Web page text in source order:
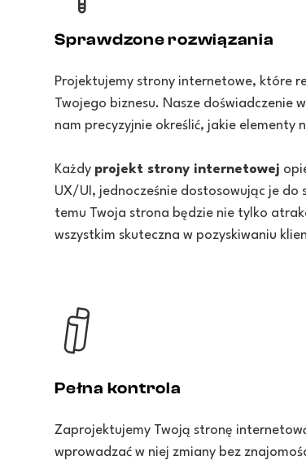
Sprawdzone rozwiązania
Projektujemy strony internetowe, które
Twojego biznesu. Nasze doświadczenie w
nam precyzyjnie określić, jakie elementy
Każdy projekt strony internetowej
UX/UI, jednocześnie dostosowując je do
temu Twoja strona będzie nie tylko
wszystkim skuteczna w pozyskiwaniu
Pełna kontrola
Zaprojektujemy Twoją stronę
wprowadzać w niej zmiany bez